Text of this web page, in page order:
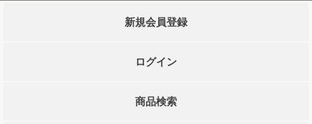
新規会員登録
ログイン
商品検索